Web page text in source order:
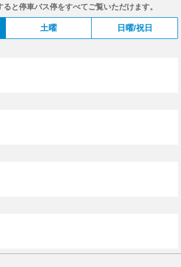
と停車バス停をすべてご覧いただけます。
土曜 日曜/祝日